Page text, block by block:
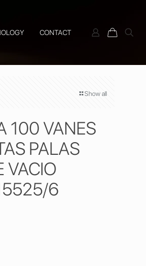
CONTACT
Show all
100 VANES
PALAS
VACIO
6